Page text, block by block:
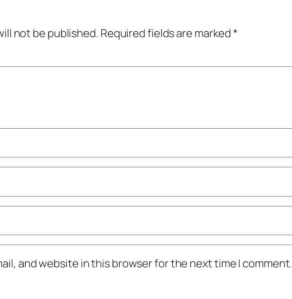
not be published. Required fields are marked*
and website in this browser for the next time I comment.